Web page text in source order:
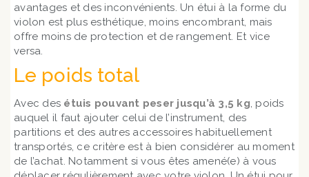
avantages et des inconvénients. Un étui à la forme du
violon est plus esthétique, moins encombrant, mais
offre moins de protection et de rangement. Et vice
versa.
Le poids total
Avec des étuis pouvant peser jusqu’à 3,5 kg, poids
auquel il faut ajouter celui de l’instrument, des
partitions et des autres accessoires habituellement
transportés, ce critère est à bien considérer au moment
de l’achat. Notamment si vous êtes amené(e) à vous